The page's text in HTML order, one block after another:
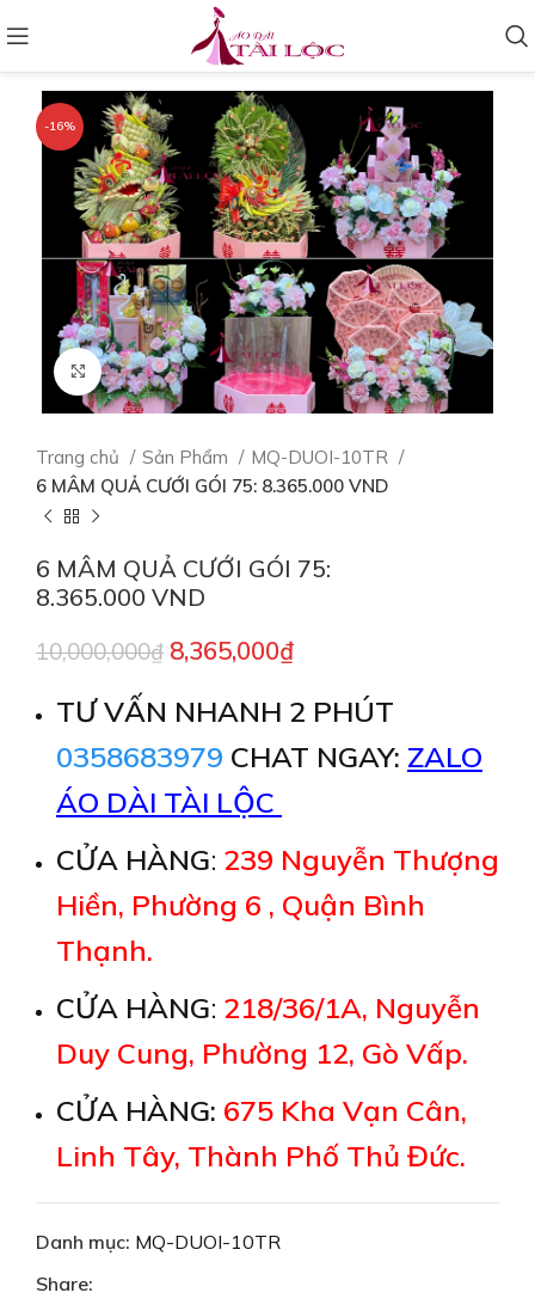
-16%
Click to enlarge
Trang chủ Sản Phẩm
MQ-DUOI-10TR
6 MÂM QUẢ CƯỚI GÓI 75: 8.365.000 VND
6 MÂM QUẢ CƯỚI GÓI 75:
8.365.000 VND
10,000,000₫ 8,365,000₫
TƯ VẤN NHANH 2 PHÚT
0358683979 CHAT NGAY: ZALO
ÁO DÀI TÀI LỘC
CỬA HÀNG: 239 Nguyễn Thượng
Hiền, Phường 6 , Quận Bình
Thạnh.
CỬA HÀNG: 218/36/1A, Nguyễn
Duy Cung, Phường 12, Gò Vấp.
CỬA HÀNG: 675 Kha Vạn Cân,
Linh Tây, Thành Phố Thủ Đức.
Danh mục: MQ-DUOI-10TR
Share: